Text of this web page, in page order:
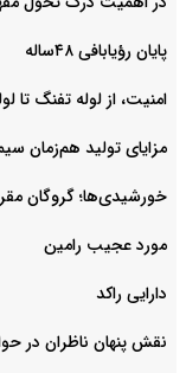
پایان رؤیابافی ۴۸ساله
امنیت، از لوله تفنگ تا
مزایای تولید هم‌زمان
خورشیدی‌ها؛ گروگان
مورد عجیب رامین
دارایی راکد
نقش پنهان ناظران در